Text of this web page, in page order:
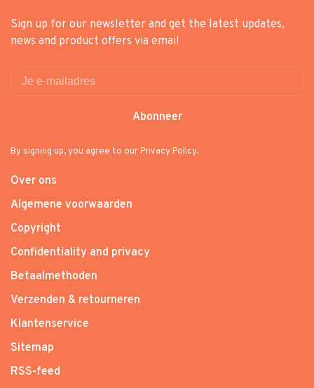
Sign up for our newsletter and get the latest updates,
news and product offers via email
Abonneer
By signing up, you agree to our Privacy Policy.
Over ons
Algemene voorwaarden
Copyright
Confidentiality and privacy
Betaalmethoden
Verzenden & retourneren
Klantenservice
Sitemap
RSS-feed